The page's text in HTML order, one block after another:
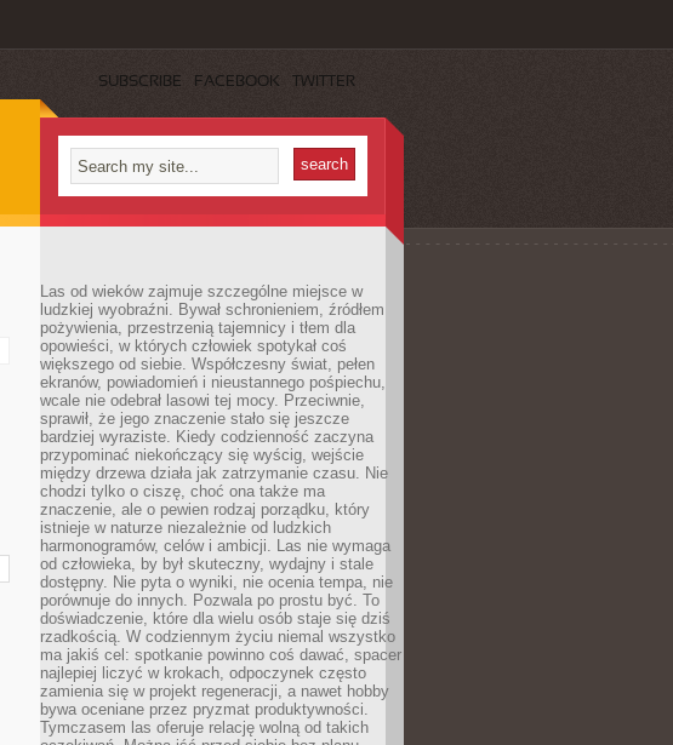
SUBSCRIBE FACEBOOK TWITTER
Las od wieków zajmuje szczególne miejsce w
ludzkiej wyobraźni. Bywał schronieniem, źródłem
pożywienia, przestrzenią tajemnicy i tłem dla
opowieści, w których człowiek spotykał coś
większego od siebie. Współczesny świat, pełen
ekranów, powiadomień i nieustannego pośpiechu,
wcale nie odebrał lasowi tej mocy. Przeciwnie,
sprawił, że jego znaczenie stało się jeszcze
bardziej wyraziste. Kiedy codzienność zaczyna
przypominać niekończący się wyścig, wejście
między drzewa działa jak zatrzymanie czasu. Nie
chodzi tylko o ciszę, choć ona także ma
znaczenie, ale o pewien rodzaj porządku, który
istnieje w naturze niezależnie od ludzkich
harmonogramów, celów i ambicji. Las nie wymaga
od człowieka, by był skuteczny, wydajny i stale
dostępny. Nie pyta o wyniki, nie ocenia tempa, nie
porównuje do innych. Pozwala po prostu być. To
doświadczenie, które dla wielu osób staje się dziś
rzadkością. W codziennym życiu niemal wszystko
ma jakiś cel: spotkanie powinno coś dawać, spacer
najlepiej liczyć w krokach, odpoczynek często
zamienia się w projekt regeneracji, a nawet hobby
bywa oceniane przez pryzmat produktywności.
Tymczasem las oferuje relację wolną od takich